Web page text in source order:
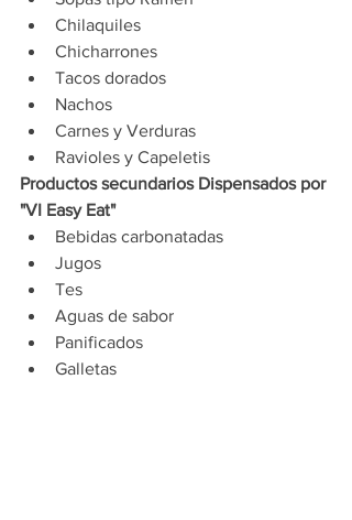
Chilaquiles
Chicharrones
Tacos dorados
Nachos
Carnes y Verduras
Ravioles y Capeletis
Productos secundarios Dispensados por
"VI Easy Eat"
Bebidas carbonatadas
Jugos
Tes
Aguas de sabor
Panificados
Galletas